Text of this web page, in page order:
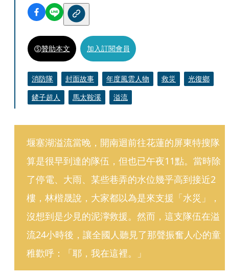
贊助本文 加入訂閱會員
消防隊 封面故事 年度風雲人物 救災
光復鄉
鏟子超人
馬太鞍溪 溢流
堰塞湖溢流當晚，開南迴前往花蓮的屏東特搜隊
算是很早到達的隊伍，但也已午夜11點。當時除
了停電、大雨、某些巷弄的水位幾乎高到接近2
樓，林楷晟說，大家都以為是來支援「水災」，
沒想到是少見的泥濘救援。然而，這支隊伍在溢
流24小時後，讓全國人聽見了那聲振奮人心的童
稚歡呼：「耶，我在這裡。」